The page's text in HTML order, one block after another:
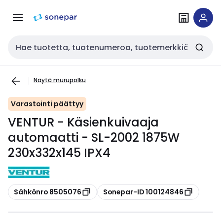
navigointiinsisältöön
Haku
Näytä murupolku
Varastointi päättyy
VENTUR - Käsienkuivaaja
automaatti - SL-2002 1875W
230x332x145 IPX4
Kopioi
Sähkönro 8505076 Kopioi
Sonepar-ID 100124846